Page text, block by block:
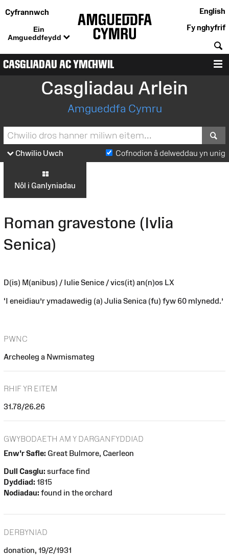
Cyfrannwch
Ein
Amgueddfeydd
English
Fy nghyfrif
CASGLIADAU AC YMCHWIL
Casgliadau Arlein
Amgueddfa Cymru
Chwilio Uwch Cofnodion â delweddau yn unig
Nôl i Ganlyniadau
Roman gravestone (Ivlia
Senica)
D(is) M(anibus) / Iulie Senice / vics(it) an(n)os LX
‘I eneidiau’r ymadawedig (a) Julia Senica (fu) fyw 60 mlynedd.’
PWNC
Archeoleg a Nwmismateg
RHIF YR EITEM
31.78/26.26
GWYBODAETH AM Y DARGANFYDDIAD
Enw'r Safle: Great Bulmore, Caerleon
Dull Casglu: surface find
Dyddiad: 1815
Nodiadau: found in the orchard
DERBYNIAD
donation, 19/2/1931